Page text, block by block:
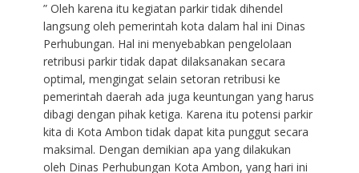
” Oleh karena itu kegiatan parkir tidak dihendel
langsung oleh pemerintah kota dalam hal ini Dinas
Perhubungan. Hal ini menyebabkan pengelolaan
retribusi parkir tidak dapat dilaksanakan secara
optimal, mengingat selain setoran retribusi ke
pemerintah daerah ada juga keuntungan yang harus
dibagi dengan pihak ketiga. Karena itu potensi parkir
kita di Kota Ambon tidak dapat kita punggut secara
maksimal. Dengan demikian apa yang dilakukan
oleh Dinas Perhubungan Kota Ambon, yang hari ini